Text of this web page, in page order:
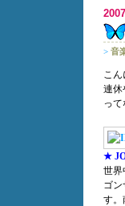
> 音
こん
連休
って
★
世界
ゴ
す。